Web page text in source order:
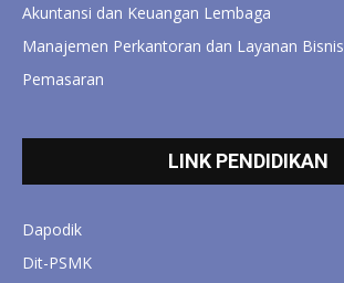
Akuntansi dan Keuangan Lembaga
Manajemen Perkantoran dan Layanan Bisnis
Pemasaran
LINK PENDIDIKAN
Dapodik
Dit-PSMK